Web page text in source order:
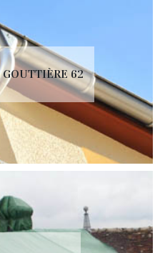
GOUTTIÈRE 62